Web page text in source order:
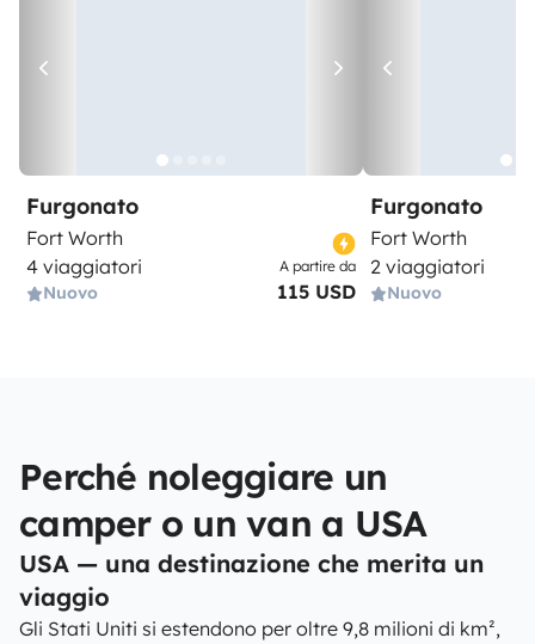
Furgonato
Fort Worth
4 viaggiatori
Nuovo
A partire da
115 USD
Furgonato
Fort Worth
2 viaggiatori
Nuovo
Perché noleggiare un
camper o un van a USA
USA — una destinazione che merita un
viaggio
Gli Stati Uniti si estendono per oltre 9,8 milioni di km²,